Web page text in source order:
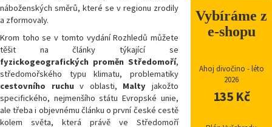
náboženských směrů, které se v regionu zrodily
a zformovaly.
Krom toho se v tomto vydání Rozhledů můžete
těšit na články týkající se
fyzickogeografických proměn Středomoří,
středomořského typu klimatu, problematiky
cestovního ruchuv oblasti, Malty jakožto
specifického, nejmenšího státu Evropské unie,
ale třeba i objevnému článku o první české cestě
kolem světa, která právě ve Středomoří
Vybíráme z
e-shopu
Ahoj divočino - léto
2026
135 Kč